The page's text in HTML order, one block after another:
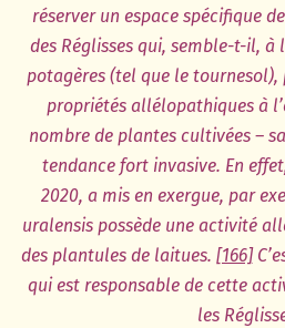
réserver un espace spécifique
des Réglisses qui, semble-t-il, à
potagères (tel que le tournesol),
propriétés allélopathiques à
nombre de plantes cultivées –
tendance fort invasive. En
2020, a mis en exergue, par
uralensis possède une activité
des plantules de laitues. [166]
qui est responsable de cette
les